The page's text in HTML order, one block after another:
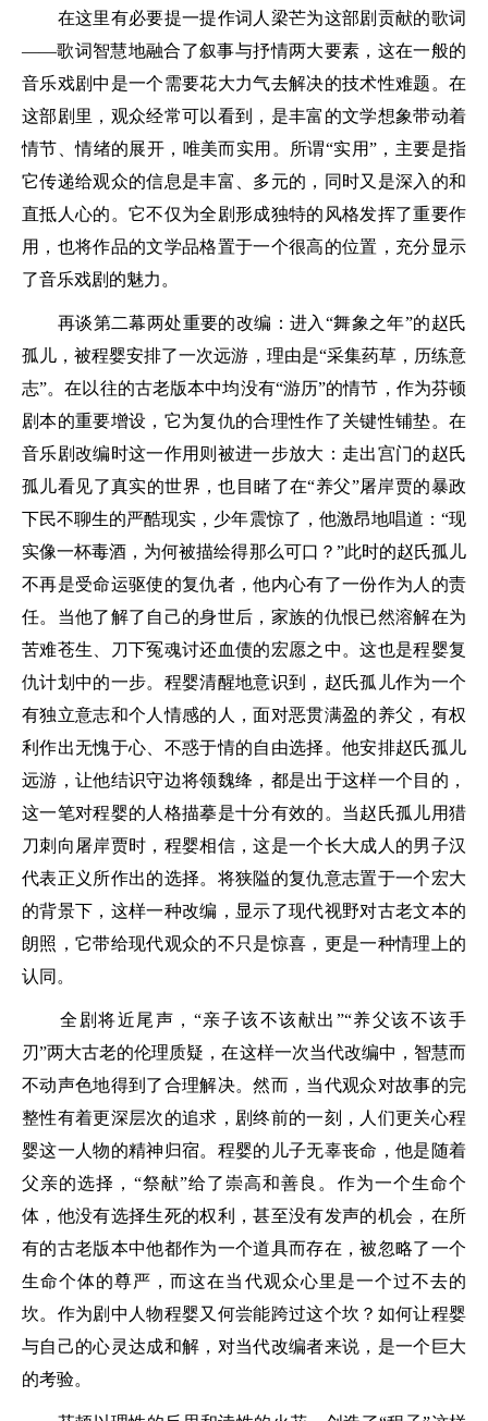
在这里有必要提一提作词人梁芒为这部剧贡献的歌词
——歌词智慧地融合了叙事与抒情两大要素，这在一般的
音乐戏剧中是一个需要花大力气去解决的技术性难题。在
这部剧里，观众经常可以看到，是丰富的文学想象带动着
情节、情绪的展开，唯美而实用。所谓“实用”，主要是指
它传递给观众的信息是丰富、多元的，同时又是深入的和
直抵人心的。它不仅为全剧形成独特的风格发挥了重要作
用，也将作品的文学品格置于一个很高的位置，充分显示
了音乐戏剧的魅力。
再谈第二幕两处重要的改编：进入“舞象之年”的赵氏
孤儿，被程婴安排了一次远游，理由是“采集药草，历练意
志”。在以往的古老版本中均没有“游历”的情节，作为芬顿
剧本的重要增设，它为复仇的合理性作了关键性铺垫。在
音乐剧改编时这一作用则被进一步放大：走出宫门的赵氏
孤儿看见了真实的世界，也目睹了在“养父”屠岸贾的暴政
下民不聊生的严酷现实，少年震惊了，他激昂地唱道：“现
实像一杯毒酒，为何被描绘得那么可口？”此时的赵氏孤儿
不再是受命运驱使的复仇者，他内心有了一份作为人的责
任。当他了解了自己的身世后，家族的仇恨已然溶解在为
苦难苍生、刀下冤魂讨还血债的宏愿之中。这也是程婴复
仇计划中的一步。程婴清醒地意识到，赵氏孤儿作为一个
有独立意志和个人情感的人，面对恶贯满盈的养父，有权
利作出无愧于心、不惑于情的自由选择。他安排赵氏孤儿
远游，让他结识守边将领魏绛，都是出于这样一个目的，
这一笔对程婴的人格描摹是十分有效的。当赵氏孤儿用猎
刀刺向屠岸贾时，程婴相信，这是一个长大成人的男子汉
代表正义所作出的选择。将狭隘的复仇意志置于一个宏大
的背景下，这样一种改编，显示了现代视野对古老文本的
朗照，它带给现代观众的不只是惊喜，更是一种情理上的
认同。
全剧将近尾声，“亲子该不该献出”“养父该不该手
刃”两大古老的伦理质疑，在这样一次当代改编中，智慧而
不动声色地得到了合理解决。然而，当代观众对故事的完
整性有着更深层次的追求，剧终前的一刻，人们更关心程
婴这一人物的精神归宿。程婴的儿子无辜丧命，他是随着
父亲的选择，“祭献”给了崇高和善良。作为一个生命个
体，他没有选择生死的权利，甚至没有发声的机会，在所
有的古老版本中他都作为一个道具而存在，被忽略了一个
生命个体的尊严，而这在当代观众心里是一个过不去的
坎。作为剧中人物程婴又何尝能跨过这个坎？如何让程婴
与自己的心灵达成和解，对当代改编者来说，是一个巨大
的考验。